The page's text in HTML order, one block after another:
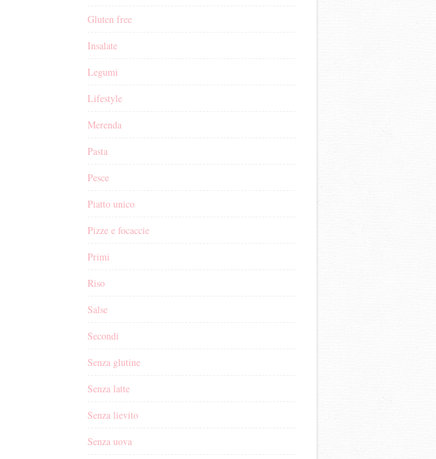
Gluten free
Insalate
Legumi
Lifestyle
Merenda
Pasta
Pesce
Piatto unico
Pizze e focaccie
Primi
Riso
Salse
Secondi
Senza glutine
Senza latte
Senza lievito
Senza uova